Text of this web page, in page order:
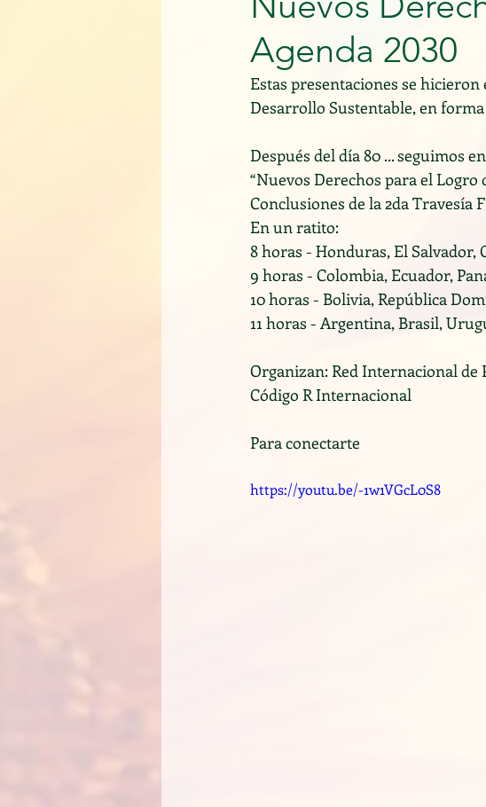
Agenda 2030
Estas presentaciones se hicieron
Desarrollo Sustentable, en
Después del día 80 ... seguimos
“Nuevos Derechos para el Logro
Conclusiones de la 2da Travesía
En un ratito:
8 horas - Honduras, El Salvador,
9 horas - Colombia, Ecuador,
10 horas - Bolivia, República
11 horas - Argentina, Brasil,
Organizan: Red Internacional de
Código R Internacional
Para conectarte
https://youtu.be/-1w1VGcL0S8